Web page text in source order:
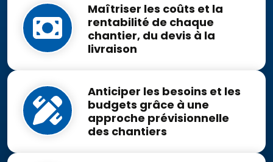
Maîtriser les coûts et la
rentabilité de chaque
chantier, du devis à la
livraison
Anticiper les besoins et les
budgets grâce à une
approche prévisionnelle
des chantiers